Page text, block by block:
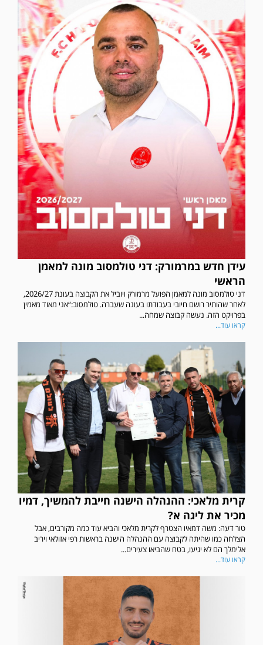
עידן חדש במרמורק: דני טולמסוב מונה למאמן
הראשי
דני טולמסוב מונה למאמן הפועל מרמורק ויוביל את הקבוצה בעונת 2026/27,
לאחר שהותיר רושם חיובי בעבודתו בעונה שעברה. טולמסוב:“אני מאוד מאמין
בפרויקט הזה. נעשה קבוצה שמחה...
קראו עוד...
קרית מלאכי: ההנהלה הישנה חייבת להמשיך, דמיו
מכיר את ליגה א?
טור דעה: משה דמאיו הצטרף לקרית מלאכי והביא עוד כמה מקורבים, אבל
הצלחה כמו שהיתה לקבוצה עם ההנהלה הישנה בראשות רפי אזולאי ויריב
אלימלך הם לא יגיעו, בטח שהביאו צעירים...
קראו עוד...